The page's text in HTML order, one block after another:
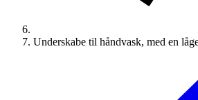
Underskabe til håndvask, med en